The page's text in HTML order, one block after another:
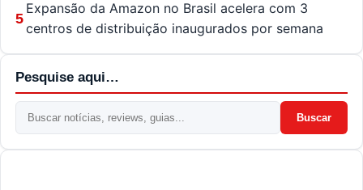
5
Expansão da Amazon no Brasil acelera com 3
centros de distribuição inaugurados por semana
Pesquise aqui…
Buscar